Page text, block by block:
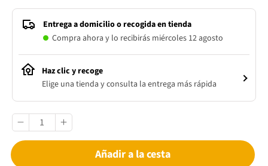
Entrega a domicilio o recogida en tienda
Compra ahora y lo recibirás miércoles 12 agosto
Haz clic y recoge
Elige una tienda y consulta la entrega más rápida
Añadir a la cesta